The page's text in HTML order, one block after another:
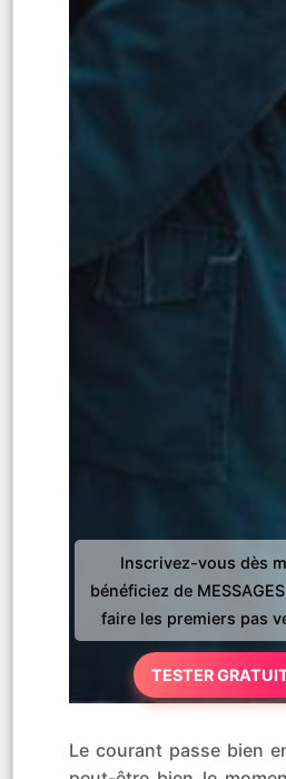
Inscrivez-vous dès
bénéficiez de
faire les premiers pas
TESTER
Le courant passe bien